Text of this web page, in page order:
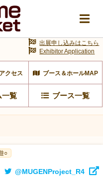
クセス ブース＆ホールMAP
一覧 ブース一覧
出展申し込みはこちら
Exhibitor Application
○
@MUGENProject_R4